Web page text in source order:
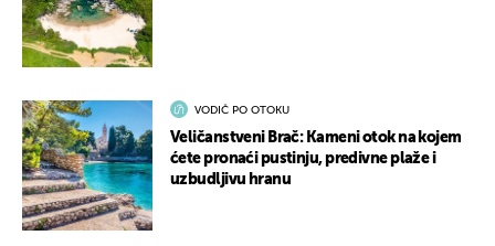
VODIČ PO OTOKU
Veličanstveni Brač: Kameni otok na kojem
ćete pronaći pustinju, predivne plaže i
uzbudljivu hranu